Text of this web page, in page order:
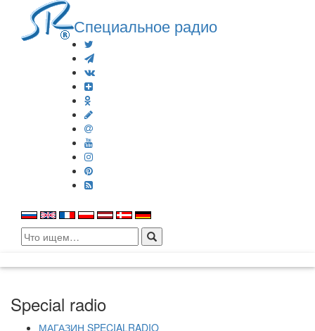
Специальное радио
Search
for:
Special radio
МАГАЗИН SPECIALRADIO